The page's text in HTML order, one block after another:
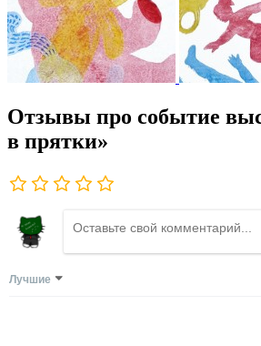
Отзывы про событие
в прятки»
Лучшие